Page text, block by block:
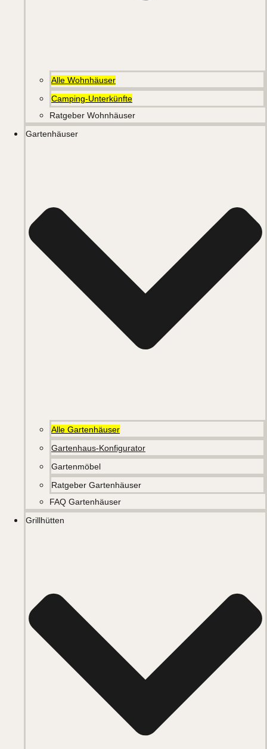
Alle Wohnhäuser
Camping-Unterkünfte
Ratgeber Wohnhäuser
Gartenhäuser
Alle Gartenhäuser
Gartenhaus-Konfigurator
Gartenmöbel
Ratgeber Gartenhäuser
FAQ Gartenhäuser
Grillhütten